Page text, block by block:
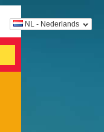
NL - Nederlands